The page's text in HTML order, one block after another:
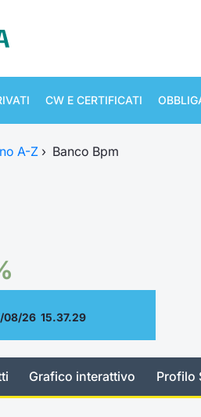
CW E CERTIFICATI
A-Z › Banco Bpm
08/26 15.37.29
Grafico interattivo Profilo